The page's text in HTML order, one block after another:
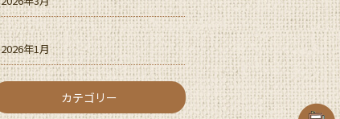
2026年1月
カテゴリー